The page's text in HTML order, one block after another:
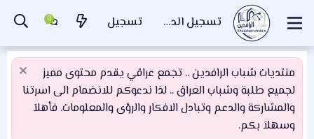
تسجيل الدخول تسجيل
منتديات شباب الرافدين .. تجمع عراقي يقدم محتوى مميز
لجميع طلبة وشباب العراق .. لذا ندعوكم للانضمام الى اسرتنا
والمشاركة والدعم وتبادل الافكار والرؤى والمعلومات. فأهلاَ
وسهلاَ بكم.